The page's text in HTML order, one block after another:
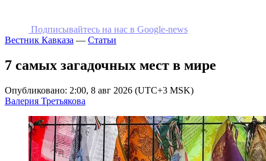
Подписывайтесь на наc в Google-news
Вестник Кавказа — Статьи
7 самых загадочных мест в мире
Опубликовано: 2:00, 8 авг 2026 (UTC+3 MSK)
Валерия Третьякова